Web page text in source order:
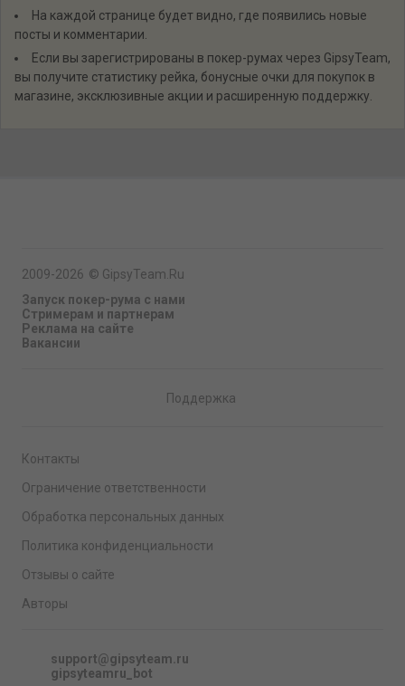
На каждой странице будет видно, где появились новые
посты и комментарии.
Если вы зарегистрированы в покер-румах через GipsyTeam,
вы получите статистику рейка, бонусные очки для покупок в
магазине, эксклюзивные акции и расширенную поддержку.
Поддержка
2009-2026 © GipsyTeam.Ru
Запуск покер-рума с нами
Стримерам и партнерам
Реклама на сайте
Вакансии
Контакты
Ограничение ответственности
Обработка персональных данных
Политика конфиденциальности
Отзывы о сайте
Авторы
support@gipsyteam.ru
gipsyteamru_bot